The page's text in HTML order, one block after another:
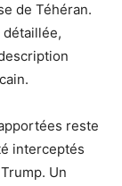
de Téhéran.
détaillée,
reste
interceptés
Un